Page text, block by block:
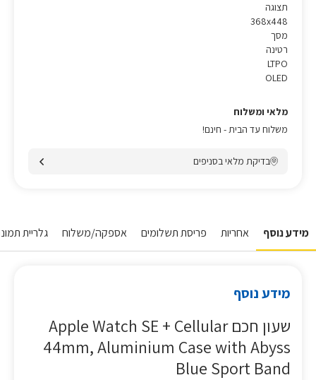
תצוגה
368x448
מסך
רטינה
LTPO
OLED
מלאי ומשלוח
משלוח עד הבית - חינם!
בדיקת מלאי בסניפים
מידע נוסף אחריות פריסת תשלומים אספקה/משלוח גלריית
מידע נוסף
שעון חכם Apple Watch SE + Cellular
44mm, Aluminium Case with Abyss
Blue Sport Band